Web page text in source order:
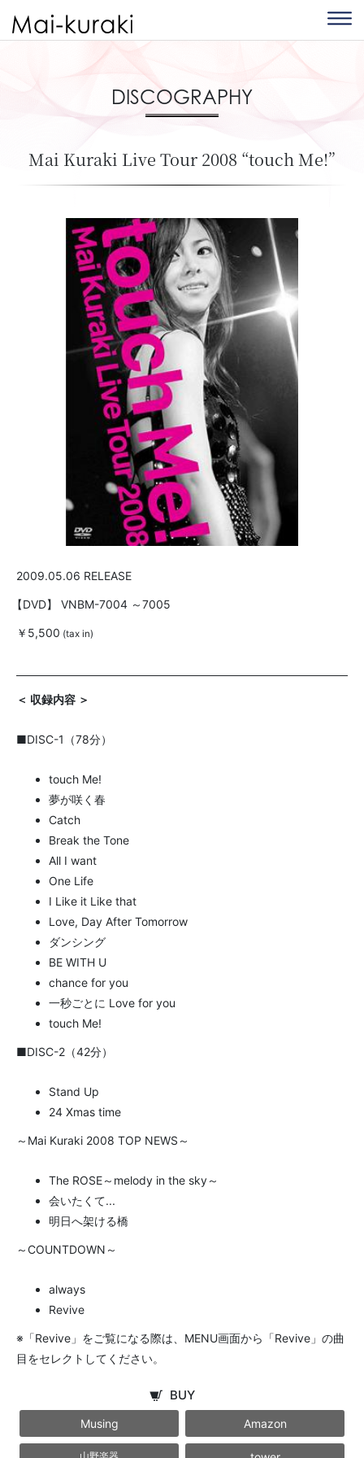
DISCOGRAPHY
Mai Kuraki Live Tour 2008 “touch Me!”
2009.05.06 RELEASE
【DVD】 VNBM-7004 ～7005
￥5,500 (tax in)
＜ 収録内容 ＞
■DISC-1（78分）
touch Me!
夢が咲く春
Catch
Break the Tone
All I want
One Life
I Like it Like that
Love, Day After Tomorrow
ダンシング
BE WITH U
chance for you
一秒ごとに Love for you
touch Me!
■DISC-2（42分）
Stand Up
24 Xmas time
～Mai Kuraki 2008 TOP NEWS～
The ROSE～melody in the sky～
会いたくて...
明日へ架ける橋
～COUNTDOWN～
always
Revive
※「Revive」をご覧になる際は、MENU画面から「Revive」の曲
目をセレクトしてください。
BUY
Musing Amazon